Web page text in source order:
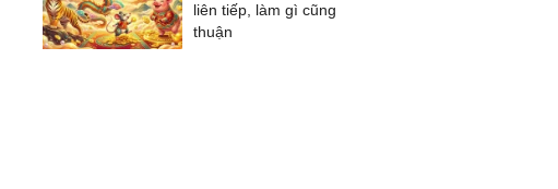
liên tiếp, làm gì cũng
thuận